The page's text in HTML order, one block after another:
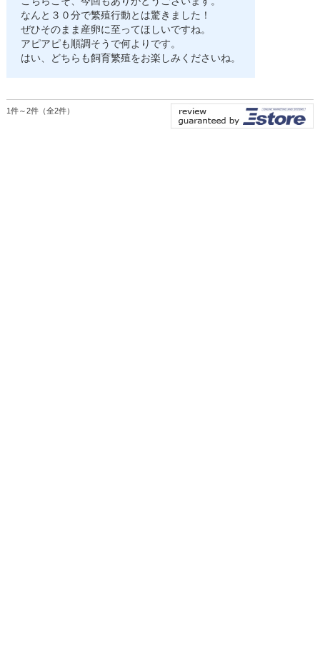
なんと３０分で繁殖行動とは驚きました！
ぜひそのまま産卵に至ってほしいですね。
アピアピも順調そうで何よりです。
はい、どちらも飼育繁殖をお楽しみくださいね。
1件～2件（全2件）